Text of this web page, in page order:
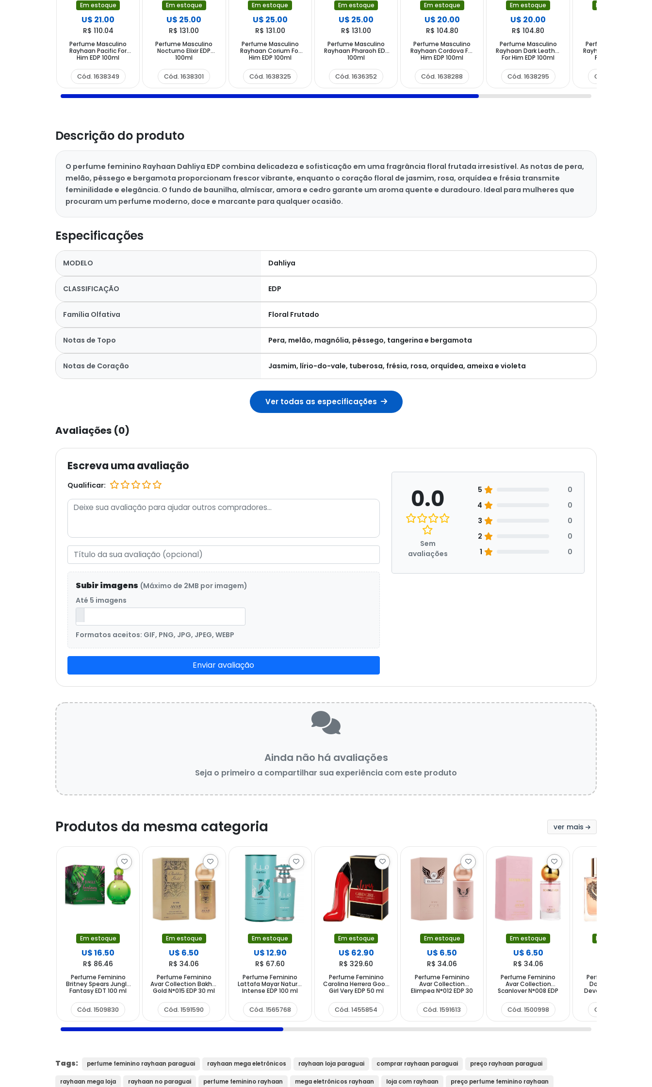
Em estoque
U$ 21.00
R$ 110.04
Perfume Masculino
Rayhaan Pacific For
Him EDP 100ml
Cód. 1638349
Em estoque
U$ 25.00
R$ 131.00
Perfume Masculino
Nocturno Elixir EDP
100ml
Cód. 1638301
Em estoque
U$ 25.00
R$ 131.00
Perfume Masculino
Rayhaan Corium For
Him EDP 100ml
Cód. 1638325
Em estoque
U$ 25.00
R$ 131.00
Perfume Masculino
Rayhaan Pharaoh EDP
100ml
Cód. 1636352
Em estoque
U$ 20.00
R$ 104.80
Perfume Masculino
Rayhaan Cordova For
Him EDP 100ml
Cód. 1638288
Em estoque
U$ 20.00
R$ 104.80
Perfume Masculino
Rayhaan Dark Leather
For Him EDP 100ml
Cód. 1638295
Em estoque
Perfume Masculino
Rayhaan Fresh Wave
For Him Aqua
Cód. 1656091
Descrição do produto
O perfume feminino Rayhaan Dahliya EDP combina delicadeza e sofisticação em uma fragrância floral frutada irresistível. As notas de pera,
melão, pêssego e bergamota proporcionam frescor vibrante, enquanto o coração floral de jasmim, rosa, orquídea e frésia transmite
feminilidade e elegância. O fundo de baunilha, almíscar, amora e cedro garante um aroma quente e duradouro. Ideal para mulheres que
procuram um perfume moderno, doce e marcante para qualquer ocasião.
Especificações
MODELO Dahliya
CLASSIFICAÇÃO EDP
Família Olfativa Floral Frutado
Notas de Topo Pera, melão, magnólia, pêssego, tangerina e bergamota
Notas de Coração Jasmim, lírio-do-vale, tuberosa, frésia, rosa, orquídea, ameixa e violeta
Ver todas as especificações
Avaliações (0)
Escreva uma avaliação
Qualificar:
Subir imagens (Máximo de 2MB por imagem)
Até 5 imagens
Formatos aceitos: GIF, PNG, JPG, JPEG, WEBP
Enviar avaliação
0.0
Sem
avaliações
5
0
4
0
3
0
2
0
1
0
Ainda não há avaliações
Seja o primeiro a compartilhar sua experiência com este produto
Produtos da mesma categoria ver mais
Em estoque
U$ 16.50
R$ 86.46
Perfume Feminino
Britney Spears Jungle
Fantasy EDT 100 ml
Cód. 1509830
Em estoque
U$ 6.50
R$ 34.06
Perfume Feminino
Avar Collection Bakhar
Gold N°015 EDP 30 ml
Cód. 1591590
Em estoque
U$ 12.90
R$ 67.60
Perfume Feminino
Lattafa Mayar Natural
Intense EDP 100 ml
Cód. 1565768
Em estoque
U$ 62.90
R$ 329.60
Perfume Feminino
Carolina Herrera Good
Girl Very EDP 50 ml
Cód. 1455854
Em estoque
U$ 6.50
R$ 34.06
Perfume Feminino
Avar Collection
Elimpea N°012 EDP 30
Cód. 1591613
Em estoque
U$ 6.50
R$ 34.06
Perfume Feminino
Avar Collection
Scanlover N°008 EDP
Cód. 1500998
Em estoque
Perfume Feminino
Dolce&Gabbana
Devotion EDP 100 ml
Cód. 1552621
Tags: perfume feminino rayhaan paraguai rayhaan mega eletrônicos rayhaan loja paraguai comprar rayhaan paraguai preço rayhaan paraguai
rayhaan mega loja rayhaan no paraguai perfume feminino rayhaan mega eletrônicos rayhaan loja com rayhaan preço perfume feminino rayhaan